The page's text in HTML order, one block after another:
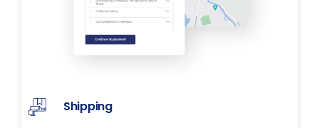
Shipping